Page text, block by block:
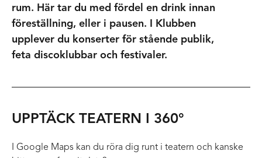
rum. Här tar du med fördel en drink innan
föreställning, eller i pausen. I Klubben
upplever du konserter för stående publik,
feta discoklubbar och festivaler.
UPPTÄCK TEATERN I 360°
I Google Maps kan du röra dig runt i teatern och kanske